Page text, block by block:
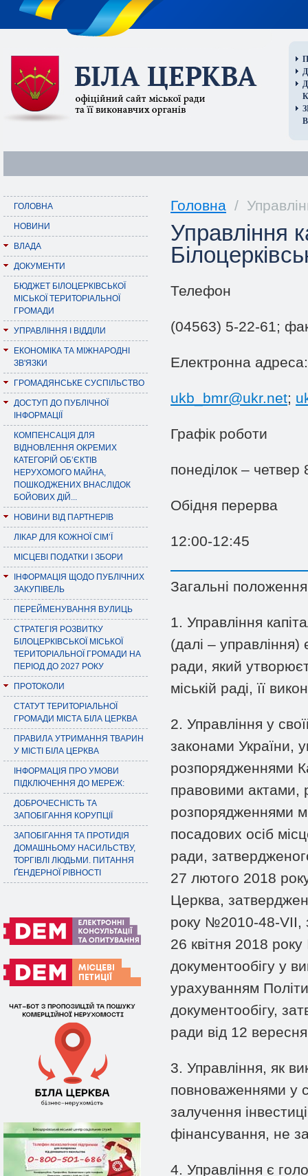
ГОЛОВНА
НОВИНИ
ВЛАДА
ДОКУМЕНТИ
БЮДЖЕТ БІЛОЦЕРКІВСЬКОЇ
МІСЬКОЇ ТЕРИТОРІАЛЬНОЇ
ГРОМАДИ
УПРАВЛІННЯ І ВІДДІЛИ
ЕКОНОМІКА ТА МІЖНАРОДНІ
ЗВ'ЯЗКИ
ГРОМАДЯНСЬКЕ СУСПІЛЬСТВО
ДОСТУП ДО ПУБЛІЧНОЇ
ІНФОРМАЦІЇ
КОМПЕНСАЦІЯ ДЛЯ
ВІДНОВЛЕННЯ ОКРЕМИХ
КАТЕГОРІЙ ОБ’ЄКТІВ
НЕРУХОМОГО МАЙНА,
ПОШКОДЖЕНИХ ВНАСЛІДОК
БОЙОВИХ ДІЙ...
НОВИНИ ВІД ПАРТНЕРІВ
ЛІКАР ДЛЯ КОЖНОЇ СІМ’Ї
МІСЦЕВІ ПОДАТКИ І ЗБОРИ
ІНФОРМАЦІЯ ЩОДО ПУБЛІЧНИХ
ЗАКУПІВЕЛЬ
ПЕРЕЙМЕНУВАННЯ ВУЛИЦЬ
СТРАТЕГІЯ РОЗВИТКУ
БІЛОЦЕРКІВСЬКОЇ МІСЬКОЇ
ТЕРИТОРІАЛЬНОЇ ГРОМАДИ НА
ПЕРІОД ДО 2027 РОКУ
ПРОТОКОЛИ
СТАТУТ ТЕРИТОРІАЛЬНОЇ
ГРОМАДИ МІСТА БІЛА ЦЕРКВА
ПРАВИЛА УТРИМАННЯ ТВАРИН
У МІСТІ БІЛА ЦЕРКВА
ІНФОРМАЦІЯ ПРО УМОВИ
ПІДКЛЮЧЕННЯ ДО МЕРЕЖ:
ДОБРОЧЕСНІСТЬ ТА
ЗАПОБІГАННЯ КОРУПЦІЇ
ЗАПОБІГАННЯ ТА ПРОТИДІЯ
ДОМАШНЬОМУ НАСИЛЬСТВУ,
ТОРГІВЛІ ЛЮДЬМИ. ПИТАННЯ
ҐЕНДЕРНОЇ РІВНОСТІ
Головна /
Управління
Телефон
(04563) 5-22-61;
Електронна адреса:
ukb_bmr@ukr.net;
Графік роботи
понеділок –
Обідня перерва
12:00-12:45
Загальні
1. Управління
(далі – управління)
ради, який
міській раді, її
2. Управління у
законами України,
розпорядженнями
правовими актами,
розпорядженнями
посадових осіб
ради,
27 лютого 2018
Церква,
року №2010-48-VII,
26 квітня 2018
документообігу у
урахуванням
документообігу,
ради від 12
3. Управління, як
повноваженнями у
залучення
фінансування, не
4. Управління є